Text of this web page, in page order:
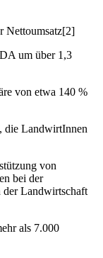
Nettoumsatz[2]
um über 1,3
von etwa 140 %
die LandwirtInnen
von
bei der
der Landwirtschaft
als 7.000